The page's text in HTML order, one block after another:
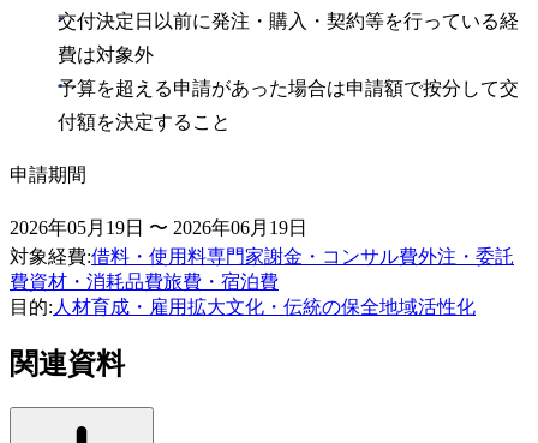
交付決定日以前に発注・購入・契約等を行っている経
費は対象外
予算を超える申請があった場合は申請額で按分して交
付額を決定すること
申請期間
2026年05月19日 〜 2026年06月19日
対象経費:借料・使用料専門家謝金・コンサル費外注・委託
費資材・消耗品費旅費・宿泊費
目的:人材育成・雇用拡大文化・伝統の保全地域活性化
関連資料